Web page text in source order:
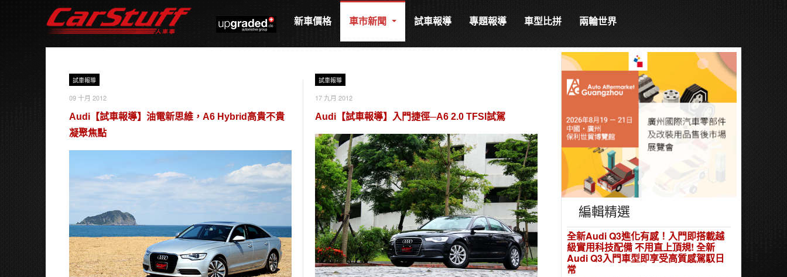
新車價格 車市新聞 試車報導 專題報導 車型比拼 兩輪世界
試車報導
09 十月 2012
Audi【試車報導】油電新思維，A6 Hybrid高貴不貴
凝聚焦點
試車報導
17 九月 2012
Audi【試車報導】入門捷徑─A6 2.0 TFSI試駕
編輯精選
全新Audi Q3進化有感！入門即搭載越
級實用科技配備 不用直上頂規! 全新
Audi Q3入門車型即享受高質感駕馭日
常